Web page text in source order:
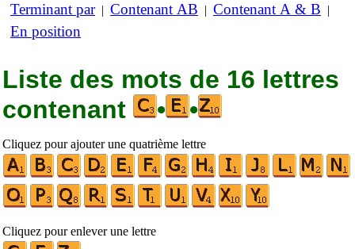
Terminant par| Contenant AB | Contenant A & B |
En position
Liste des mots de 16 lettres
contenant
• •
Cliquez pour ajouter une quatrième lettre
Cliquez pour enlever une lettre